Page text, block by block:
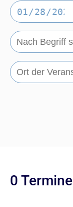
0 Termine